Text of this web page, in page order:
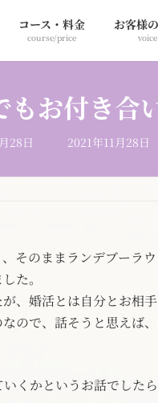
コース・料金
course/price
お客様
voice
もお付き合
28日 最
終
日
2021年11月28日
そのままランデブーラ
た。
、婚活とは自分とお相
ので、話そうと思えば
くかというお話でした